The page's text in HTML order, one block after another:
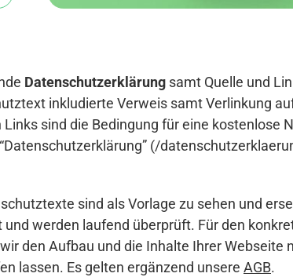
Datenschutzerklärung samt Quelle und
inkludierte Verweis samt Verlinkung
sind die Bedingung für eine
(/
sind als Vorlage zu sehen und
werden laufend überprüft. Für den
den Aufbau und die Inhalte Ihrer
lassen. Es gelten ergänzend unsere AGB.